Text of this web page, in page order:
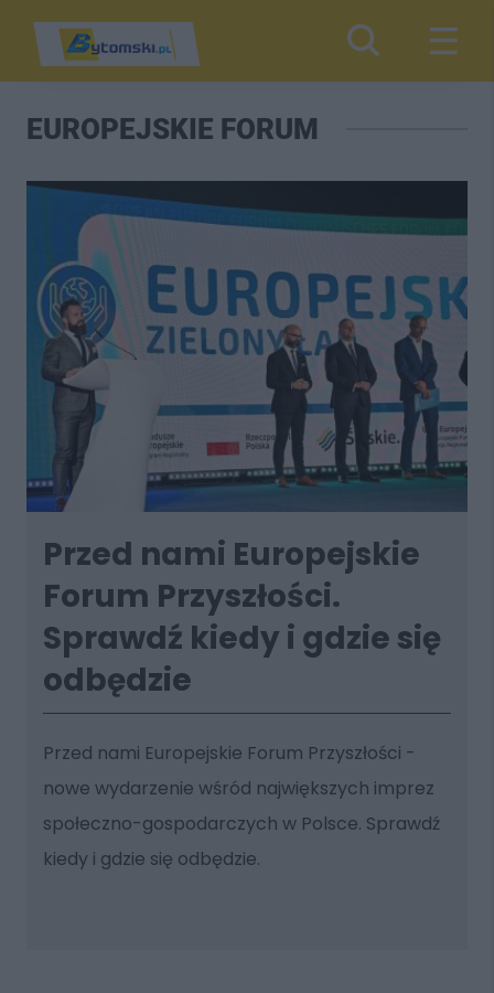
EUROPEJSKIE FORUM
Przed nami Europejskie
Forum Przyszłości.
Sprawdź kiedy i gdzie się
odbędzie
Przed nami Europejskie Forum Przyszłości -
nowe wydarzenie wśród największych imprez
społeczno-gospodarczych w Polsce. Sprawdź
kiedy i gdzie się odbędzie.